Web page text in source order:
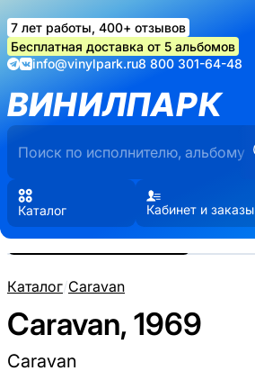
7 лет работы, 400+ отзывов
Бесплатная доставка от 5 альбомов
info@vinylpark.ru8 800 301-64-48
ВИНИЛПАРК
Каталог Кабинет и заказы
Каталог/Caravan
Caravan, 1969
Caravan
Реальные фото пластинки.
Нажмите, чтобы увеличить